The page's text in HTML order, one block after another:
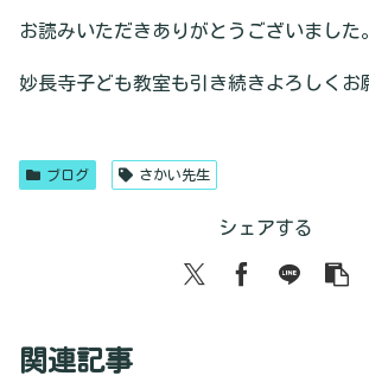
お読みいただきありがとうございました。
妙長寺子ども教室も引き続きよろしくお
ブログ さかい先生
シェアする
関連記事